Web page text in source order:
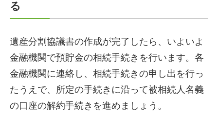
る
遺産分割協議書の作成が完了したら、いよいよ
金融機関で預貯金の相続手続きを行います。各
金融機関に連絡し、相続手続きの申し出を行っ
たうえで、所定の手続きに沿って被相続人名義
の口座の解約手続きを進めましょう。